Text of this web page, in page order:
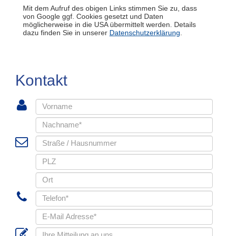
Mit dem Aufruf des obigen Links stimmen Sie zu, dass
von Google ggf. Cookies gesetzt und Daten
möglicherweise in die USA übermittelt werden. Details
dazu finden Sie in unserer Datenschutzerklärung.